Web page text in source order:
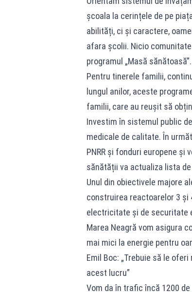
școala la cerințele de pe
abilități, ci și caractere,
afara școlii. Nicio
programul „Masă sănătoasă”.
Pentru tinerele familii,
lungul anilor, aceste
familii, care au reușit să
Investim în sistemul public
medicale de calitate. În
PNRR și fonduri europene și
sănătății va actualiza lista
Unul din obiectivele majore
construirea reactoarelor 3 și
electricitate și de securitate
Marea Neagră vom asigura
mai mici la energie pentru
Emil Boc: „Trebuie să le
acest lucru”
Vom da în trafic încă 1200